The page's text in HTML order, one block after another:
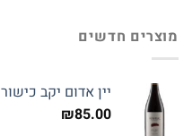
מוצרים חדשים
יין אדום יקב כישור
₪85.00